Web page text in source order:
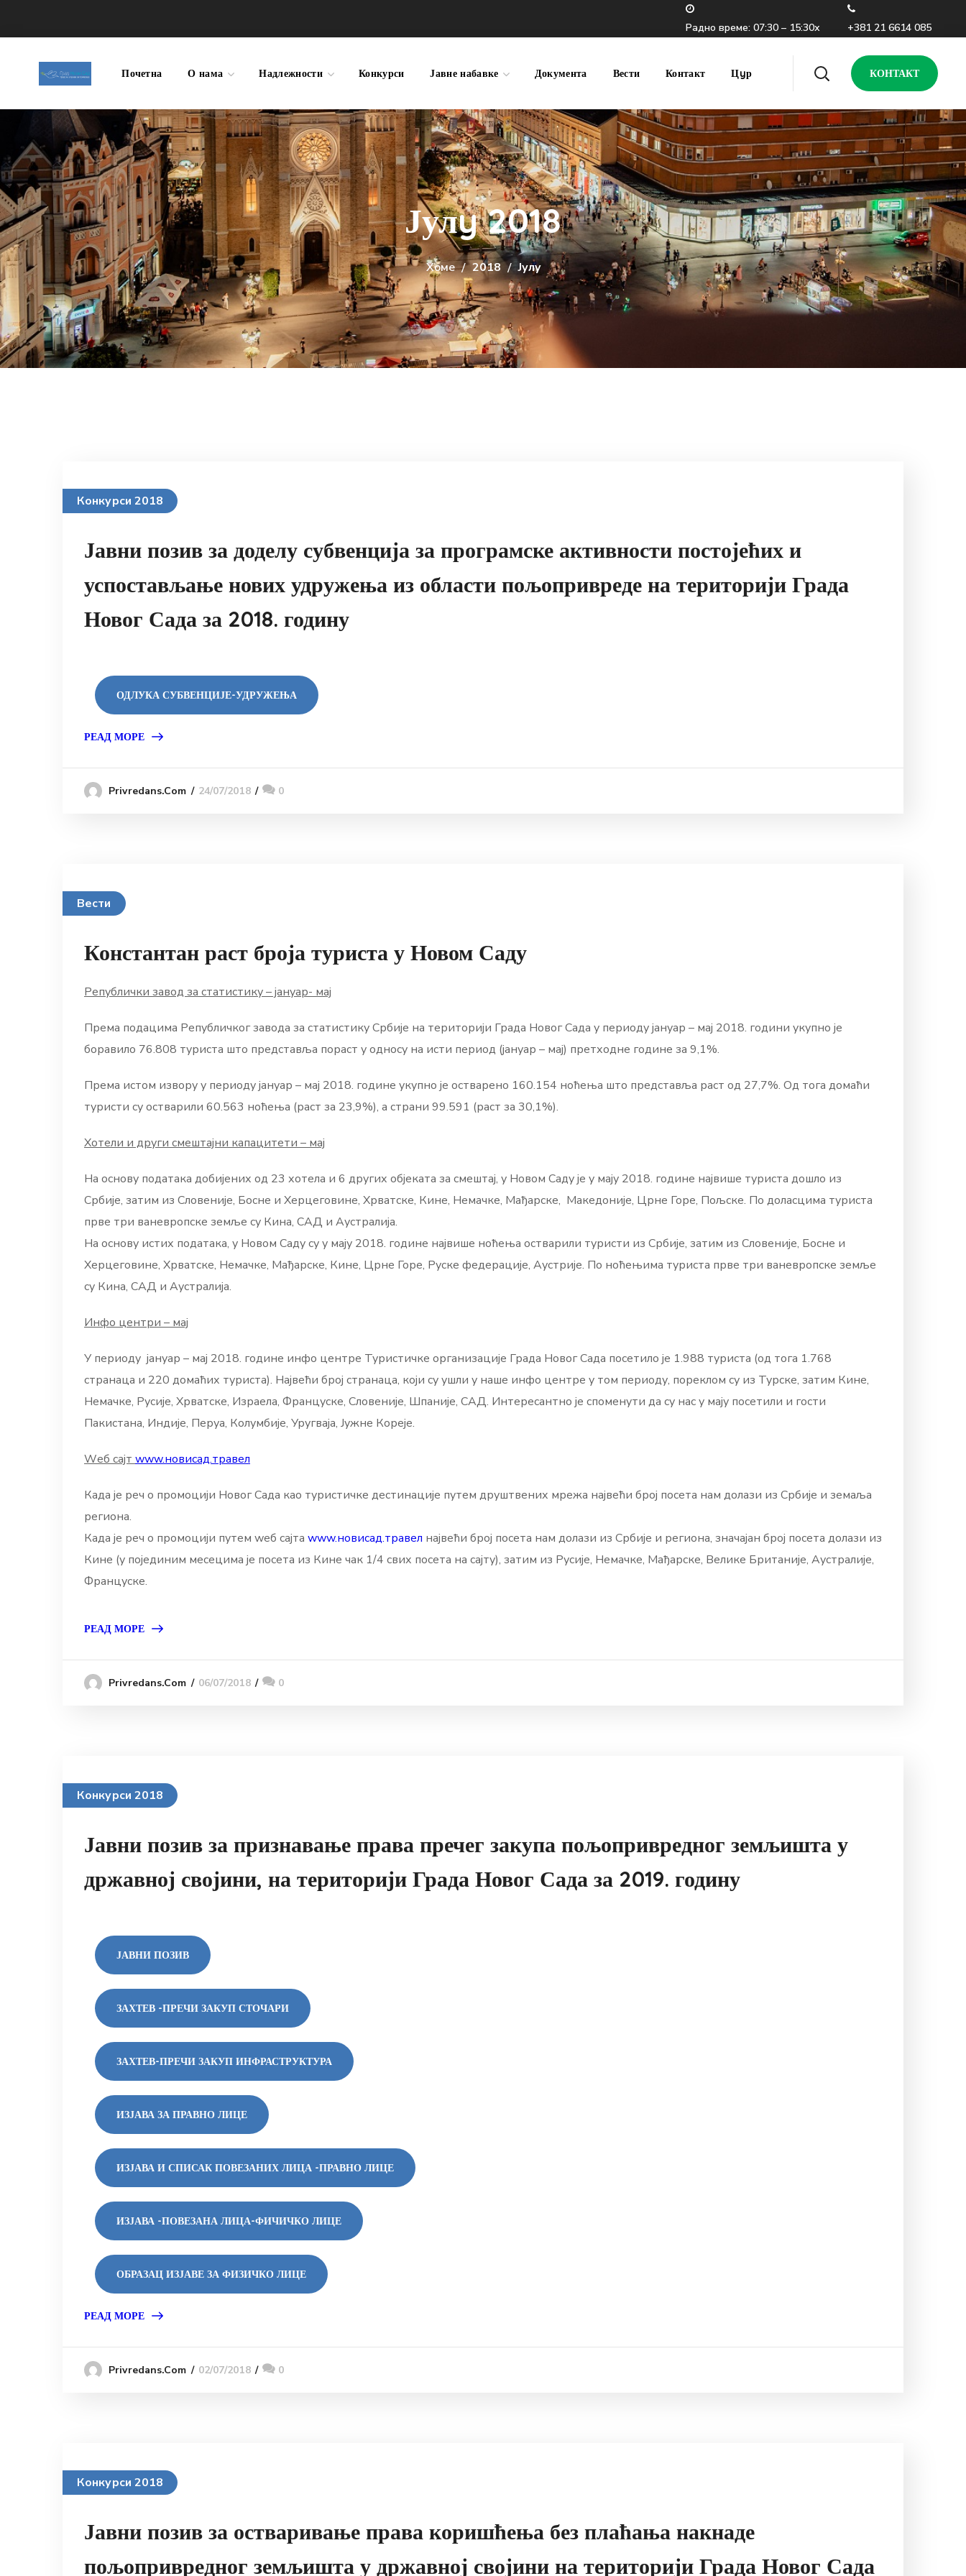
Радно време: 07:30 – 15:30х +381 21 6614 085
Почетна О нама Надлежности Конкурси Јавне набавке Документа Вести Контакт Цyр КОНТАКТ
Јулy 2018
Хоме 2018 Јулy
Конкурси 2018
Јавни позив за доделу субвенција за програмске активности постојећих и
успостављање нових удружења из области пољопривреде на територији Града
Новог Сада за 2018. годину
ОДЛУКА СУБВЕНЦИЈЕ-УДРУЖЕЊА
РЕАД МОРЕ
Privredans.com 24/07/2018 0
Вести
Константан раст броја туриста у Новом Саду
Републички завод за статистику – јануар- мај
Према подацима Републичког завода за статистику Србије на територији Града Новог Сада у периоду јануар – мај 2018. години укупно је
боравило 76.808 туриста што представља пораст у односу на исти период (јануар – мај) претходне године за 9,1%.
Према истом извору у периоду јануар – мај 2018. године укупно је остварено 160.154 ноћења што представља раст од 27,7%. Од тога домаћи
туристи су остварили 60.563 ноћења (раст за 23,9%), а страни 99.591 (раст за 30,1%).
Хотели и други смештајни капацитети – мај
На основу података добијених од 23 хотела и 6 других објеката за смештај, у Новом Саду је у мају 2018. године највише туриста дошло из
Србије, затим из Словеније, Босне и Херцеговине, Хрватске, Кине, Немачке, Мађарске, Македоније, Црне Горе, Пољске. По доласцима туриста
прве три ваневропске земље су Кина, САД и Аустралија.
На основу истих података, у Новом Саду су у мају 2018. године највише ноћења остварили туристи из Србије, затим из Словеније, Босне и
Херцеговине, Хрватске, Немачке, Мађарске, Кине, Црне Горе, Руске федерације, Аустрије. По ноћењима туриста прве три ваневропске земље
су Кина, САД и Аустралија.
Инфо центри – мај
У периоду јануар – мај 2018. године инфо центре Туристичке организације Града Новог Сада посетило је 1.988 туриста (од тога 1.768
странаца и 220 домаћих туриста). Највећи број странаца, који су ушли у наше инфо центре у том периоду, пореклом су из Турске, затим Кине,
Немачке, Русије, Хрватске, Израела, Француске, Словеније, Шпаније, САД. Интересантно је споменути да су нас у мају посетили и гости
Пакистана, Индије, Перуа, Колумбије, Уругваја, Јужне Кореје.
Wеб сајт www.новисад.травел
Када је реч о промоцији Новог Сада као туристичке дестинације путем друштвених мрежа највећи број посета нам долази из Србије и земаља
региона.
Када је реч о промоцији путем wеб сајта www.новисад.травел највећи број посета нам долази из Србије и региона, значајан број посета долази из
Кине (у појединим месецима је посета из Кине чак 1/4 свих посета на сајту), затим из Русије, Немачке, Мађарске, Велике Британије, Аустралије,
Француске.
РЕАД МОРЕ
Privredans.com 06/07/2018 0
Конкурси 2018
Јавни позив за признавање права пречег закупа пољопривредног земљишта у
државној својини, на територији Града Новог Сада за 2019. годину
ЈАВНИ ПОЗИВ
ЗАХТЕВ -ПРЕЧИ ЗАКУП СТОЧАРИ
ЗАХТЕВ-ПРЕЧИ ЗАКУП ИНФРАСТРУКТУРА
ИЗЈАВА ЗА ПРАВНО ЛИЦЕ
ИЗЈАВА И СПИСАК ПОВЕЗАНИХ ЛИЦА -ПРАВНО ЛИЦЕ
ИЗЈАВА -ПОВЕЗАНА ЛИЦА-ФИЧИЧКО ЛИЦЕ
ОБРАЗАЦ ИЗЈАВЕ ЗА ФИЗИЧКО ЛИЦЕ
РЕАД МОРЕ
Privredans.com 02/07/2018 0
Конкурси 2018
Јавни позив за остваривање права коришћења без плаћања накнаде
пољопривредног земљишта у државној својини на територији Града Новог Сада